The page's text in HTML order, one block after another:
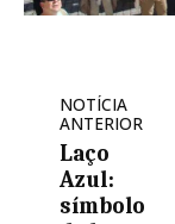
NOTÍCIA
ANTERIOR
Laço
Azul:
símbolo